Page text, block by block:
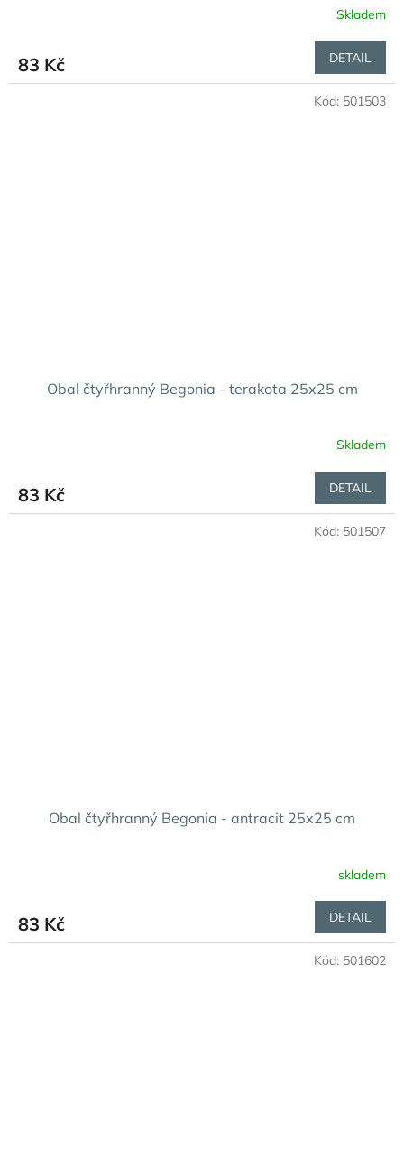
Skladem
83 Kč DETAIL
Obal čtyřhranný Begonia - terakota 25x25 cm
Skladem
83 Kč DETAIL
Kód: 501503
Obal čtyřhranný Begonia - antracit 25x25 cm
skladem
83 Kč DETAIL
Kód: 501507
Kód: 501602